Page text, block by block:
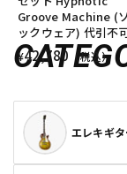
Groove Machine (
ックウェア) 代引不
¥42,780 （税込）
エレキギタ